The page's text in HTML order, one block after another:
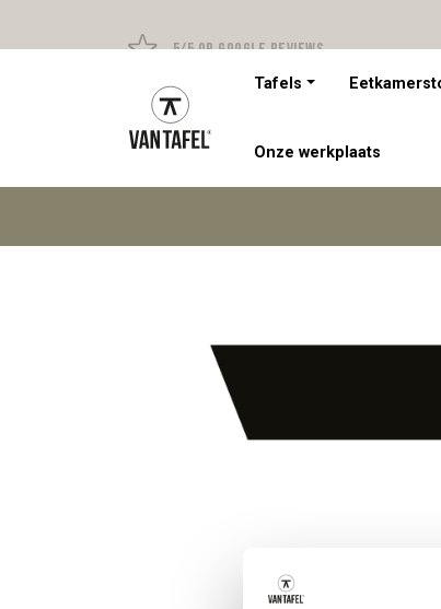
5/5 op Google Reviews
Tafels
Onze werkplaats